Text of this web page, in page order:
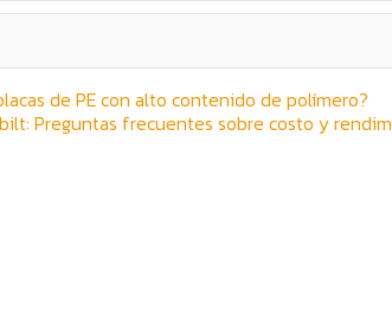
de PE con alto contenido de polímero?
Preguntas frecuentes sobre costo y rendim